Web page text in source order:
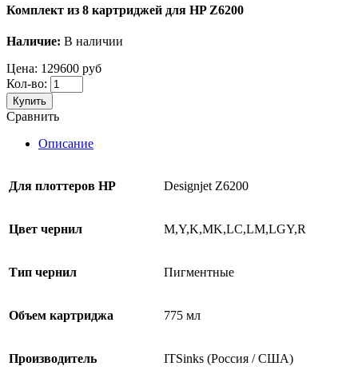
Комплект из 8 картриджей для HP Z6200
Наличие: В наличии
Цена: 129600 руб
Кол-во:
Купить
Сравнить
Описание
Для плоттеров HP Designjet Z6200
Цвет чернил M,Y,K,MK,LC,LM,LGY,R
Тип чернил Пигментные
Объем картриджа 775 мл
Производитель ITSinks (Россия / США)